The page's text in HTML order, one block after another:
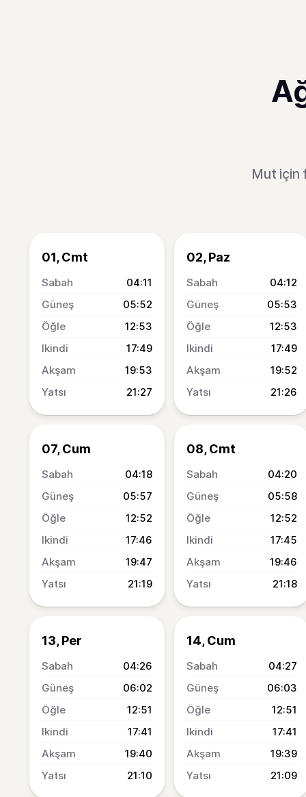
Mut için
01, Cmt
04:11
05:52
12:53
17:49
19:53
21:27
02, Paz
04:12
05:53
12:53
17:49
19:52
21:26
07, Cum
04:18
05:57
12:52
17:46
19:47
21:19
08, Cmt
04:20
05:58
12:52
17:45
19:46
21:18
13, Per
04:26
06:02
12:51
17:41
19:40
21:10
14, Cum
04:27
06:03
12:51
17:41
19:39
21:09